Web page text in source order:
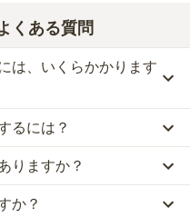
くある質問
は、いくらかかります
一般墓が約264万円、樹木葬
供養墓が約71万円です。
（土地代）」と「墓石代」の
平均は で、墓石代は東
るには？
願寺 永代供養墓・樹木葬 の永
けます。
他の方のご遺骨と一緒に埋葬
りますか？
がありません。
か？